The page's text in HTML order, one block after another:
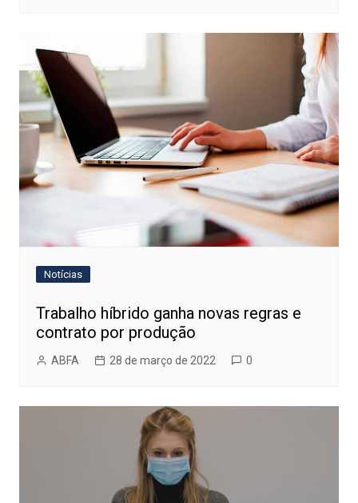
Notícias
Trabalho híbrido ganha novas regras e
contrato por produção
ABFA 28 de março de 2022 0